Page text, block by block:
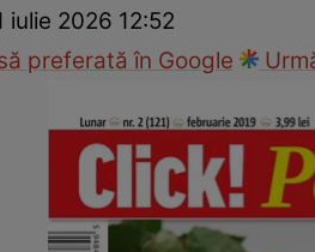
iulie 2026 12:52
preferată în Google